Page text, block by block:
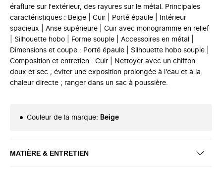
éraflure sur l'extérieur, des rayures sur le métal. Principales
caractéristiques : Beige | Cuir | Porté épaule | Intérieur
spacieux | Anse supérieure | Cuir avec monogramme en relief
| Silhouette hobo | Forme souple | Accessoires en métal |
Dimensions et coupe : Porté épaule | Silhouette hobo souple |
Composition et entretien : Cuir | Nettoyer avec un chiffon
doux et sec ; éviter une exposition prolongée à l'eau et à la
chaleur directe ; ranger dans un sac à poussière.
Couleur de la marque: Beige
MATIÈRE & ENTRETIEN